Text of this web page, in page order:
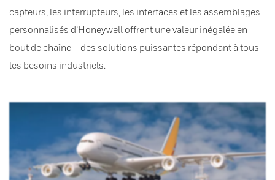
capteurs, les interrupteurs, les interfaces et les assemblages
personnalisés d’Honeywell offrent une valeur inégalée en
bout de chaîne – des solutions puissantes répondant à tous
les besoins industriels.